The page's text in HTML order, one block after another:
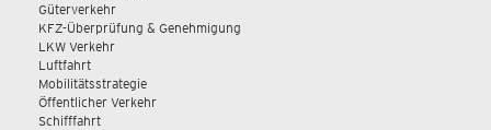
Güterverkehr
KFZ-Überprüfung & Genehmigung
LKW Verkehr
Luftfahrt
Mobilitätsstrategie
Öffentlicher Verkehr
Schifffahrt